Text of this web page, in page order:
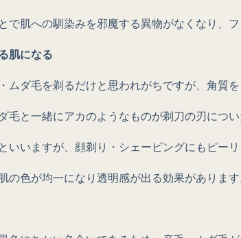
で肌への馴染みを邪魔する異物がなくなり、
肌になる
ムダ毛を剃るだけと思われがちですが、角質を
毛と一緒にアカのようなものが剃刀の刃につ
いいますが、顔剃り・シェービングにもピーリ
の色が均一になり透明感が出る効果があります